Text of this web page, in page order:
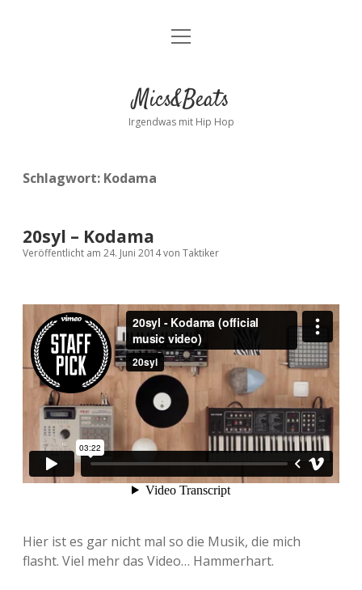
Kontakt
facebookinstagram
bandcamp
spotify
Menü
Mics&Beats
Irgendwas mit Hip Hop
Schlagwort: Kodama
20syl – Kodama
Veröffentlicht am 24. Juni 2014von Taktiker
Hier ist es gar nicht mal so die Musik, die mich
flasht. Viel mehr das Video… Hammerhart.